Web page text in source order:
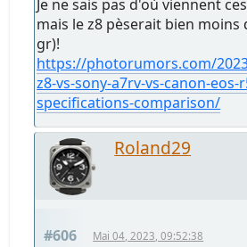
Je ne sais pas d'où viennent
mais le z8 pèserait bien moins
gr)!
https://photorumors.com/
z8-vs-sony-a7rv-vs-canon-eos-
specifications-comparison/
Roland29
#606 Mai 04, 2023, 09:52:38